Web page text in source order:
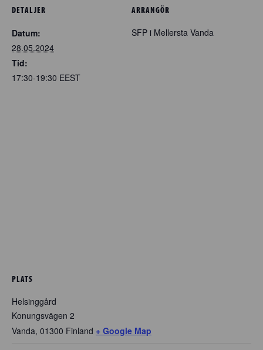
DETALJER
Datum:
28.05.2024
Tid:
17:30-19:30 EEST
ARRANGÖR
SFP i Mellersta Vanda
PLATS
Helsinggård
Konungsvägen 2
Vanda, 01300 Finland + Google Map